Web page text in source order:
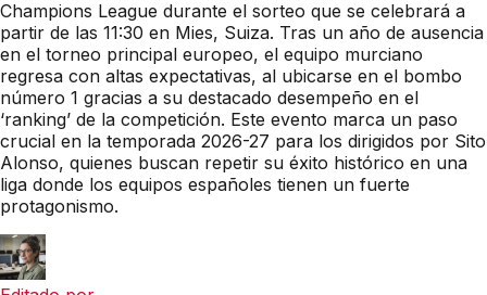
Champions League durante el sorteo que se celebrará a
partir de las 11:30 en Mies, Suiza. Tras un año de ausencia
en el torneo principal europeo, el equipo murciano
regresa con altas expectativas, al ubicarse en el bombo
número 1 gracias a su destacado desempeño en el
‘ranking’ de la competición. Este evento marca un paso
crucial en la temporada 2026-27 para los dirigidos por Sito
Alonso, quienes buscan repetir su éxito histórico en una
liga donde los equipos españoles tienen un fuerte
protagonismo.